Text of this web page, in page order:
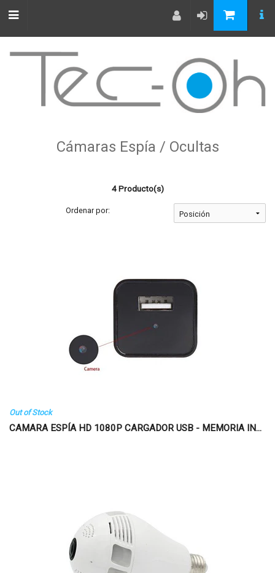
Cámaras Espía / Ocultas
4 Producto(s)
Ordenar por:
Out of Stock
CAMARA ESPÍA HD 1080P CARGADOR USB - MEMORIA IN...